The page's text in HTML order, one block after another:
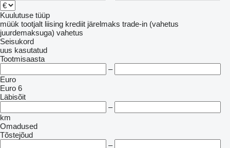
Kuulutuse tüüp
müük tootjalt liising krediit järelmaks trade-in (vahetus
juurdemaksuga) vahetus
Seisukord
uus kasutatud
Tootmisaasta
–
Euro
Euro 6
Läbisõit
–
km
Omadused
Tõstejõud
–